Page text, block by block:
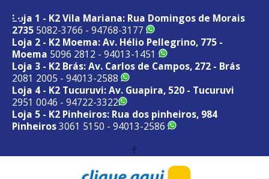
Loja 1 - K2 Vila Mariana: Rua Domingos de Morais
2735 5082-3766 - 94768-3177
Loja 2 - K2 Moema: Av. Hélio Pellegrino, 775 -
Moema 5096 2812 - 94013-1451
Loja 3 - K2 Brás: Av. Carlos de Campos, 272 - Brás
2081 2005 - 94013-2588
Loja 4 - K2 Tucuruvi: Av. Guapira, 520 - Tucuruvi
2951 0046 - 94722-3322
Loja 5 - K2 Pinheiros: Rua dos pinheiros, 984
Pinheiros3061 5150 - 94013-2586